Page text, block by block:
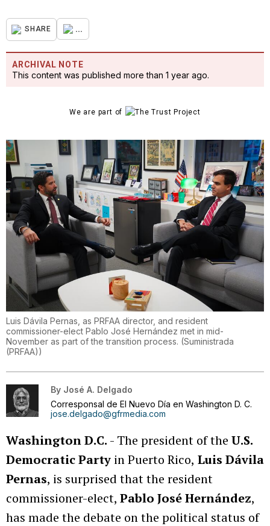
SHARE ...
ARCHIVAL NOTE
This content was published more than 1 year ago.
We are part of
Luis Dávila Pernas, as PRFAA director, and resident
commissioner-elect Pablo José Hernández met in mid-
November as part of the transition process. (Suministrada
(PRFAA))
By José A. Delgado
Corresponsal de El Nuevo Día en Washington D. C.
jose.delgado@gfrmedia.com
Washington D.C. - The president of the U.S.
Democratic Party in Puerto Rico, Luis Dávila
Pernas, is surprised that the resident
commissioner-elect, Pablo José Hernández,
has made the debate on the political status of